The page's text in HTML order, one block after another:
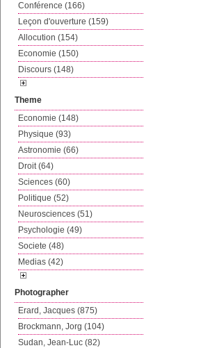
Conférence (166)
Leçon d'ouverture (159)
Allocution (154)
Economie (150)
Discours (148)
Theme
Economie (148)
Physique (93)
Astronomie (66)
Droit (64)
Sciences (60)
Politique (52)
Neurosciences (51)
Psychologie (49)
Societe (48)
Medias (42)
Photographer
Erard, Jacques (875)
Brockmann, Jorg (104)
Sudan, Jean-Luc (82)